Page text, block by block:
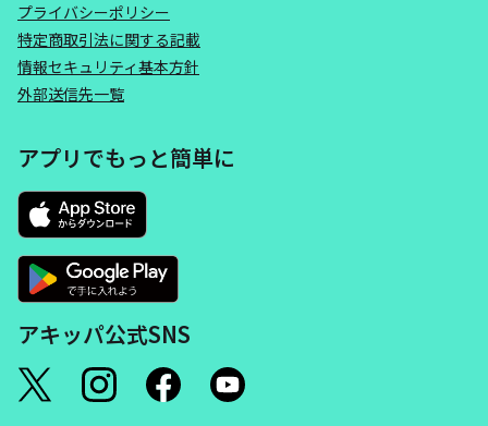
プライバシーポリシー
特定商取引法に関する記載
情報セキュリティ基本方針
外部送信先一覧
アプリでもっと簡単に
アキッパ公式SNS